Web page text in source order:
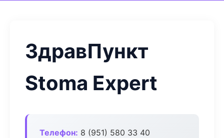
ЗдравПункт
Stoma Expert
Телефон: 8 (951) 580 33 40